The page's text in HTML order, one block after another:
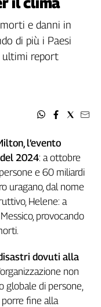
e danni in
di più i Paesi
ultimi report
l’evento
2024: a ottobre
e 60 miliardi
uragano, dal nome
Helene: a
provocando
dovuti alla
non
globale di persone,
fine alla